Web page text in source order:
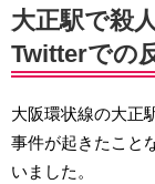
大正駅で殺
Twitterでの
大阪環状線の大正
事件が起きたこと
いました。